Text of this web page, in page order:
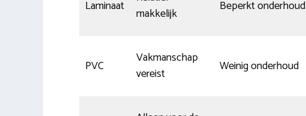
Laminaat
makkelijk
Beperkt onderhoud
PVC
Vakmanschap
vereist
Weinig onderhoud